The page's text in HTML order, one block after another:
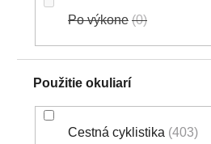
Po výkone 0
Použitie okuliarí
Cestná cyklistika 403